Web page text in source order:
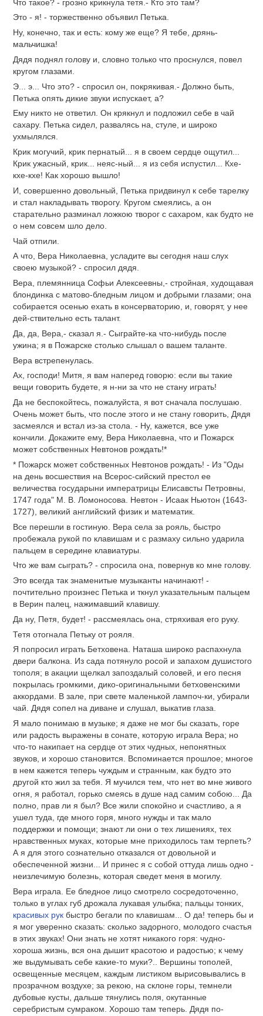
Что такое? - грозно крикнула тетя.- Кто это там?
Это - я! - торжественно объявил Петька.
Ну, конечно, так и есть: кому же еще? Я тебе, дрянь-
мальчишка!
Дядя поднял голову и, словно только что проснулся, повел
кругом глазами.
Э... э... Что это? - спросил он, покрякивая.- Должно быть,
Петька опять дикие звуки испускает, а?
Ему никто не ответил. Он крякнул и подложил себе в чай
сахару. Петька сидел, развалясь на, стуле, и широко
ухмылялся.
Крик могучий, крик пернатый... я в своем сердце ощутил...
Крик ужасный, крик... неяс-ный... я из себя испустил... Кхе-
кхе-кхе! Как хорошо вышло!
И, совершенно довольный, Петька придвинул к себе тарелку
и стал накладывать творогу. Кругом смеялись, а он
старательно разминал ложкою творог с сахаром, как будто не
о нем совсем шло дело.
Чай отпили.
А что, Вера Николаевна, усладите вы сегодня наш слух
своею музыкой? - спросил дядя.
Вера, племянница Софьи Алексеевны,- стройная, худощавая
блондинка с матово-бледным лицом и добрыми глазами; она
собирается осенью ехать в консерваторию, и, говорят, у нее
дей-ствительно есть талант.
Да, да, Вера,- сказал я.- Сыграйте-ка что-нибудь после
ужина; я в Пожарске столько слышал о вашем таланте.
Вера встрепенулась.
Ах, господи! Митя, я вам наперед говорю: если вы такие
вещи говорить будете, я н-ни за что не стану играть!
Да не беспокойтесь, пожалуйста, я вот сначала послушаю.
Очень может быть, что после этого и не стану говорить, Дядя
засмеялся и встал из-за стола. - Ну, кажется, все уже
кончили. Докажите ему, Вера Николаевна, что и Пожарск
может собственных Невтонов рождать!*
* Пожарск может собственных Невтонов рождать! - Из "Оды
на день восшествия на Всерос-сийский престол ее
величества государыни императрицы Елисавсты Петровны,
1747 года" М. В. Ломоносова. Невтон - Исаак Ньютон (1643-
1727), великий английский физик и математик.
Все перешли в гостиную. Вера села за рояль, быстро
пробежала рукой по клавишам и с размаху сильно ударила
пальцем в середине клавиатуры.
Что же вам сыграть? - спросила она, повернув ко мне голову.
Это всегда так знаменитые музыканты начинают! -
почтительно произнес Петька и ткнул указательным пальцем
в Верин палец, нажимавший клавишу.
Да ну, Петя, будет! - рассмеялась она, стряхивая его руку.
Тетя отогнала Петьку от рояля.
Я попросил играть Бетховена. Наташа широко распахнула
двери балкона. Из сада потянуло росой и запахом душистого
тополя; в акации щелкал запоздалый соловей, и его песня
покрылась громкими, дико-оригинальными бетховенскими
аккордами. В зале, при свете маленькой лампоч-ки, убирали
чай. Дядя сопел на диване и слушал, выкатив глаза.
Я мало понимаю в музыке; я даже не мог бы сказать, горе
или радость выражены в сонате, которую играла Вера; но
что-то накипает на сердце от этих чудных, непонятных
звуков, и хорошо становится. Вспоминается прошлое; многое
в нем кажется теперь чуждым и странным, как будто это
другой кто жил за тебя. Я мучился тем, что нет во мне живого
огня, я работал, горько смеясь в душе над самим собою... Да
полно, прав ли я был? Все жили спокойно и счастливо, а я
ушел туда, где много горя, много нужды и так мало
поддержки и помощи; знают ли они о тех лишениях, тех
нравственных муках, которые мне приходилось там терпеть?
А я для этого сознательно отказался от довольной и
обеспеченной жизни... И принес я с собой оттуда лишь одно -
неизлечимую болезнь, которая сведет меня в могилу.
Вера играла. Ее бледное лицо смотрело сосредоточенно,
только в углах губ дрожала лукавая улыбка; пальцы тонких,
красивых рук быстро бегали по клавишам... О да! теперь бы и
я мог уверенно сказать: сколько задорного, молодого счастья
в этих звуках! Они знать не хотят никакого горя: чудно-
хороша жизнь, вся она дышит красотою и радостью; к чему
же выдумывать себе какие-то муки?.. Вершины тополей,
освещенные месяцем, каждым листиком вырисовывались в
прозрачном воздухе; за рекою, на склоне горы, темнели
дубовые кусты, дальше тянулись поля, окутанные
серебристым сумраком. Хорошо там теперь. Дядя по-